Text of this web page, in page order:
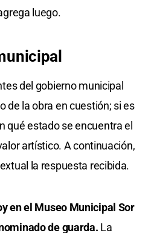
luego.
del gobierno municipal
de la obra en cuestión; si es
qué estado se encuentra el
artístico. A continuación,
la respuesta recibida.
en el Museo Municipal Sor
de guarda. La